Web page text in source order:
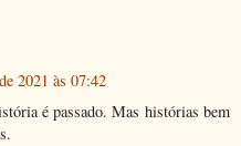
2021 às 07:42
é passado. Mas histórias bem